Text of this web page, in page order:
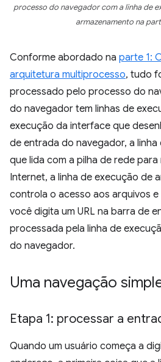
processo do navegador com a linha de
armazenamento na
Conforme abordado na parte 1:
arquitetura multiprocesso, tudo
processado pelo processo do
do navegador tem linhas de
execução da interface que
de entrada do navegador, a
que lida com a pilha de rede
Internet, a linha de execução de
controla o acesso aos arquivos e
você digita um URL na barra de
processada pela linha de
do navegador.
Uma navegação
Etapa 1: processar a
Quando um usuário começa a